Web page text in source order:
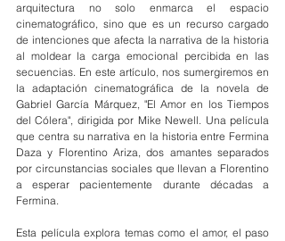
arquitectura no solo enmarca el espacio
cinematográfico, sino que es un recurso cargado
de intenciones que afecta la narrativa de la historia
al moldear la carga emocional percibida en las
secuencias. En este artículo, nos sumergiremos en
la adaptación cinematográfica de la novela de
Gabriel García Márquez, "El Amor en los Tiempos
del Cólera", dirigida por Mike Newell. Una película
que centra su narrativa en la historia entre Fermina
Daza y Florentino Ariza, dos amantes separados
por circunstancias sociales que llevan a Florentino
a esperar pacientemente durante décadas a
Fermina.
Esta película explora temas como el amor, el paso